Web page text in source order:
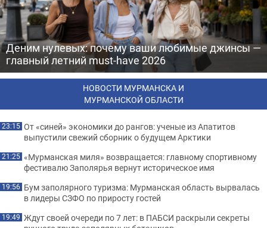
Деним нулевых: почему ваши любимые джинсы —
главный летний must-have 2026
НОВОСТИ МУРМАНСКА И
МУРМАНСКОЙ ОБЛАСТИ
23:15 От «синей» экономики до рангов: ученые из Апатитов
выпустили свежий сборник о будущем Арктики
21:25 «Мурманская миля» возвращается: главному спортивному
фестивалю Заполярья вернут историческое имя
19:56 Бум заполярного туризма: Мурманская область вырвалась
в лидеры СЗФО по приросту гостей
19:49 Ждут своей очереди по 7 лет: в ПАБСИ раскрыли секреты